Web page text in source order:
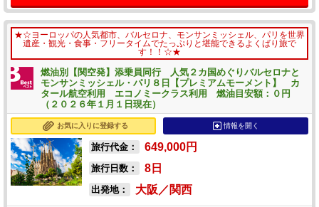
★☆ヨーロッパの人気都市、バルセロナ、モンサンミッシェル、パリを世界
遺産・観光・食事・フリータイムでたっぷりと堪能できるよくばり旅で
す！！☆★
燃油別【関空発】添乗員同行 人気２カ国めぐりバルセロナと
モンサンミッシェル・パリ８日【プレミアムモーメント】 カ
タール航空利用 エコノミークラス利用 燃油目安額：０円
（２０２６年１月１日現在）
お気に入りに登録する 情報を開く
旅行代金： 649,000円
旅行日数： 8 日
出発地： 大阪／関西